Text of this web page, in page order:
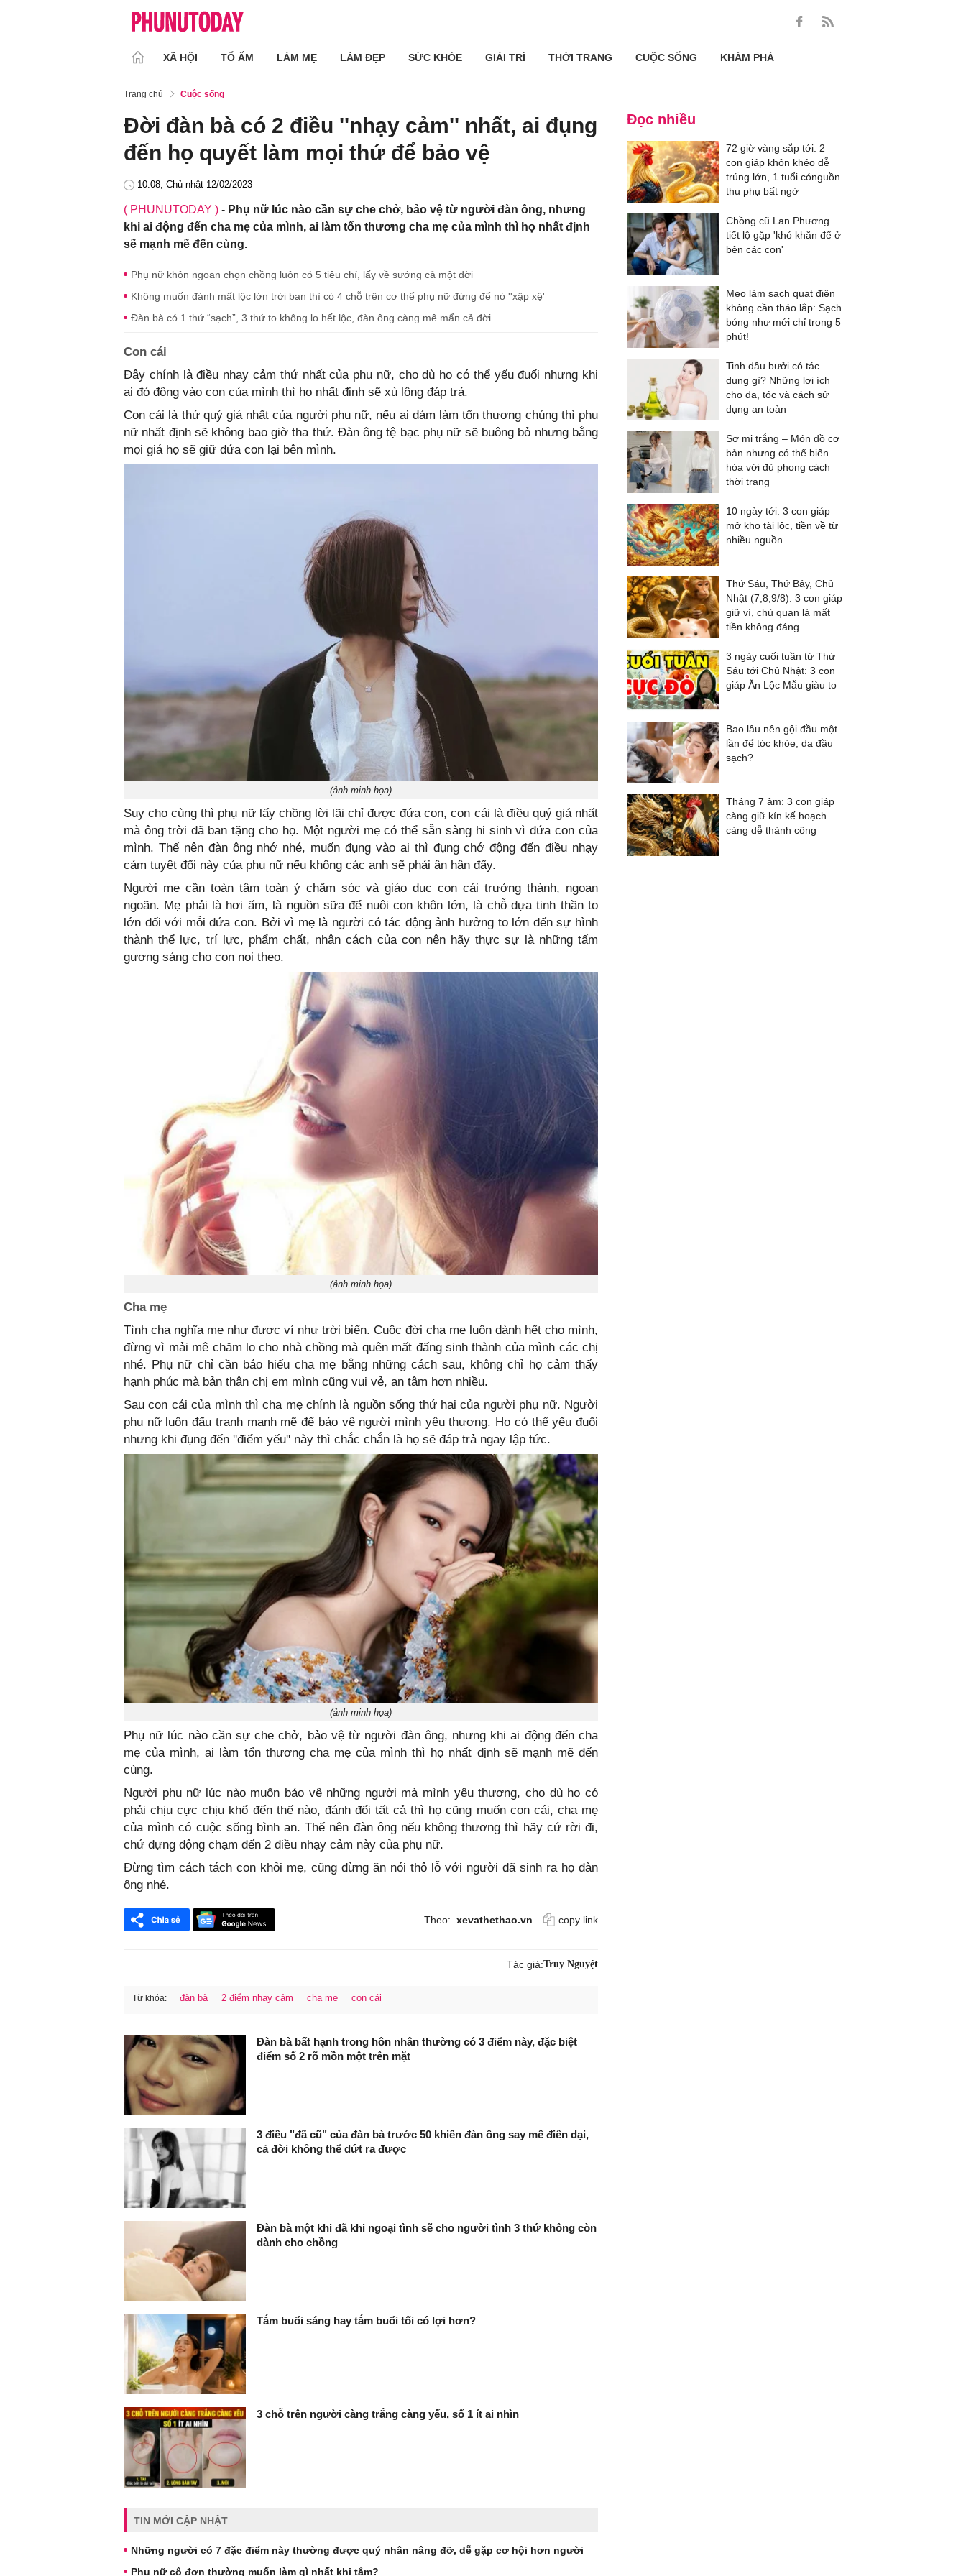
XÃ HỘI TỔ ẤM LÀM MẸ LÀM ĐẸP SỨC KHỎE GIẢI TRÍ THỜI TRANG CUỘC SỐNG KHÁM PHÁ
Trang chủ Cuộc sống
Đời đàn bà có 2 điều ''nhạy cảm'' nhất, ai đụng
đến họ quyết làm mọi thứ để bảo vệ
10:08, Chủ nhật 12/02/2023
( PHUNUTODAY ) - Phụ nữ lúc nào cần sự che chở, bảo vệ từ người đàn ông, nhưng
khi ai động đến cha mẹ của mình, ai làm tổn thương cha mẹ của mình thì họ nhất định
sẽ mạnh mẽ đến cùng.
Phụ nữ khôn ngoan chọn chồng luôn có 5 tiêu chí, lấy về sướng cả một đời
Không muốn đánh mất lộc lớn trời ban thì có 4 chỗ trên cơ thể phụ nữ đừng để nó ''xập xệ'
Đàn bà có 1 thứ “sạch”, 3 thứ to không lo hết lộc, đàn ông càng mê mẩn cả đời
Con cái
Đây chính là điều nhạy cảm thứ nhất của phụ nữ, cho dù họ có thể yếu đuối nhưng khi
ai đó động vào con của mình thì họ nhất định sẽ xù lông đáp trả.
Con cái là thứ quý giá nhất của người phụ nữ, nếu ai dám làm tổn thương chúng thì phụ
nữ nhất định sẽ không bao giờ tha thứ. Đàn ông tệ bạc phụ nữ sẽ buông bỏ nhưng bằng
mọi giá họ sẽ giữ đứa con lại bên mình.
(ảnh minh họa)
Suy cho cùng thì phụ nữ lấy chồng lời lãi chỉ được đứa con, con cái là điều quý giá nhất
mà ông trời đã ban tặng cho họ. Một người mẹ có thể sẵn sàng hi sinh vì đứa con của
mình. Thế nên đàn ông nhớ nhé, muốn đụng vào ai thì đụng chớ động đến điều nhạy
cảm tuyệt đối này của phụ nữ nếu không các anh sẽ phải ân hận đấy.
Người mẹ cần toàn tâm toàn ý chăm sóc và giáo dục con cái trưởng thành, ngoan
ngoãn. Mẹ phải là hơi ấm, là nguồn sữa để nuôi con khôn lớn, là chỗ dựa tinh thần to
lớn đối với mỗi đứa con. Bởi vì mẹ là người có tác động ảnh hưởng to lớn đến sự hình
thành thể lực, trí lực, phẩm chất, nhân cách của con nên hãy thực sự là những tấm
gương sáng cho con noi theo.
(ảnh minh họa)
Cha mẹ
Tình cha nghĩa mẹ như được ví như trời biển. Cuộc đời cha mẹ luôn dành hết cho mình,
đừng vì mải mê chăm lo cho nhà chồng mà quên mất đấng sinh thành của mình các chị
nhé. Phụ nữ chỉ cần báo hiếu cha mẹ bằng những cách sau, không chỉ họ cảm thấy
hạnh phúc mà bản thân chị em mình cũng vui vẻ, an tâm hơn nhiều.
Sau con cái của mình thì cha mẹ chính là nguồn sống thứ hai của người phụ nữ. Người
phụ nữ luôn đấu tranh mạnh mẽ để bảo vệ người mình yêu thương. Họ có thể yếu đuối
nhưng khi đụng đến ''điểm yếu'' này thì chắc chắn là họ sẽ đáp trả ngay lập tức.
(ảnh minh họa)
Phụ nữ lúc nào cần sự che chở, bảo vệ từ người đàn ông, nhưng khi ai động đến cha
mẹ của mình, ai làm tổn thương cha mẹ của mình thì họ nhất định sẽ mạnh mẽ đến
cùng.
Người phụ nữ lúc nào muốn bảo vệ những người mà mình yêu thương, cho dù họ có
phải chịu cực chịu khổ đến thế nào, đánh đổi tất cả thì họ cũng muốn con cái, cha mẹ
của mình có cuộc sống bình an. Thế nên đàn ông nếu không thương thì hãy cứ rời đi,
chứ đựng động chạm đến 2 điều nhạy cảm này của phụ nữ.
Đừng tìm cách tách con khỏi mẹ, cũng đừng ăn nói thô lỗ với người đã sinh ra họ đàn
ông nhé.
Theo: xevathethao.vn copy link
Tác giả:Truy Nguyệt
Từ khóa: đàn bà 2 điểm nhạy cảm cha mẹ con cái
Đàn bà bất hạnh trong hôn nhân thường có 3 điểm này, đặc biệt
điểm số 2 rõ mồn một trên mặt
3 điều "đã cũ" của đàn bà trước 50 khiến đàn ông say mê điên dại,
cả đời không thể dứt ra được
Đàn bà một khi đã khi ngoại tình sẽ cho người tình 3 thứ không còn
dành cho chồng
Tắm buổi sáng hay tắm buổi tối có lợi hơn?
3 chỗ trên người càng trắng càng yếu, số 1 ít ai nhìn
TIN MỚI CẬP NHẬT
Những người có 7 đặc điểm này thường được quý nhân nâng đỡ, dễ gặp cơ hội hơn người
Phụ nữ cô đơn thường muốn làm gì nhất khi tắm?
Đọc nhiều
72 giờ vàng sắp tới: 2
con giáp khôn khéo dễ
trúng lớn, 1 tuổi cónguồn
thu phụ bất ngờ
Chồng cũ Lan Phương
tiết lộ gặp 'khó khăn để ở
bên các con'
Mẹo làm sạch quạt điện
không cần tháo lắp: Sạch
bóng như mới chỉ trong 5
phút!
Tinh dầu bưởi có tác
dụng gì? Những lợi ích
cho da, tóc và cách sử
dụng an toàn
Sơ mi trắng – Món đồ cơ
bản nhưng có thể biến
hóa với đủ phong cách
thời trang
10 ngày tới: 3 con giáp
mở kho tài lộc, tiền về từ
nhiều nguồn
Thứ Sáu, Thứ Bảy, Chủ
Nhật (7,8,9/8): 3 con giáp
giữ ví, chủ quan là mất
tiền không đáng
3 ngày cuối tuần từ Thứ
Sáu tới Chủ Nhật: 3 con
giáp Ăn Lộc Mẫu giàu to
Bao lâu nên gội đầu một
lần để tóc khỏe, da đầu
sạch?
Tháng 7 âm: 3 con giáp
càng giữ kín kế hoạch
càng dễ thành công